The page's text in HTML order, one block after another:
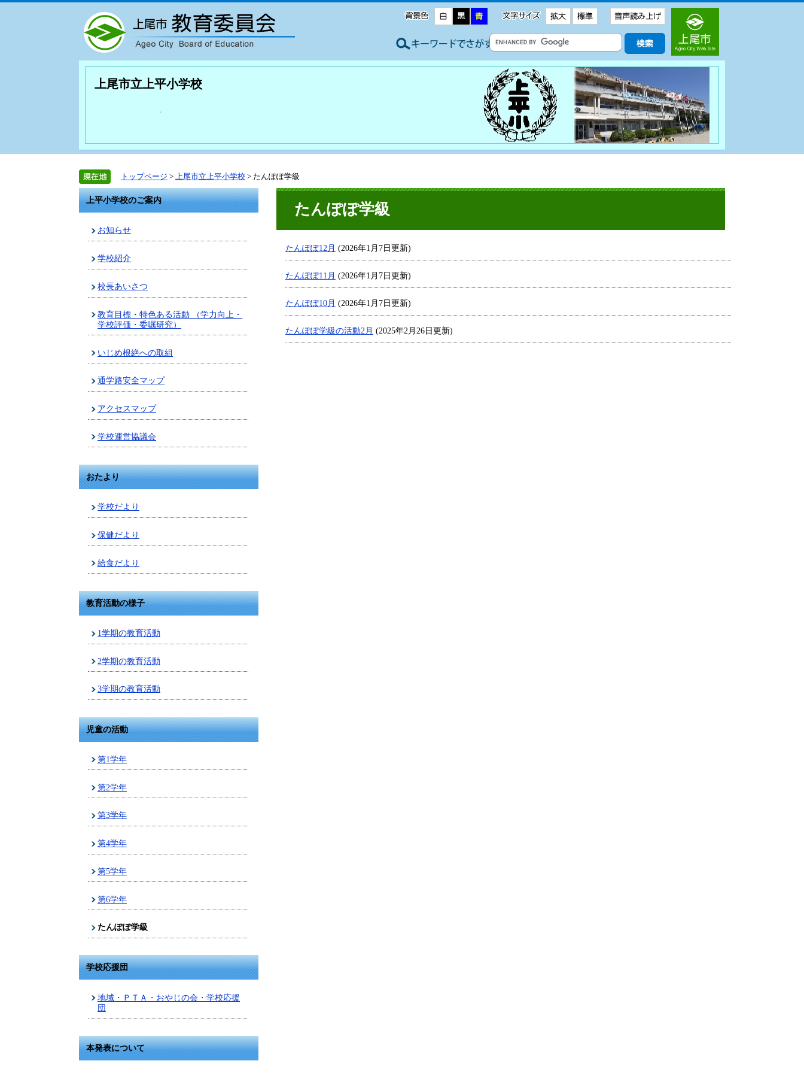
上尾市立上平小学校
トップページ > 上尾市立上平小学校 > たんぽぽ学級
上平小学校のご案内
お知らせ
学校紹介
校長あいさつ
教育目標・特色ある活動 （学力向上・
学校評価・委嘱研究）
いじめ根絶への取組
通学路安全マップ
アクセスマップ
学校運営協議会
おたより
学校だより
保健だより
給食だより
教育活動の様子
1学期の教育活動
2学期の教育活動
3学期の教育活動
児童の活動
第1学年
第2学年
第3学年
第4学年
第5学年
第6学年
たんぽぽ学級
学校応援団
地域・ＰＴＡ・おやじの会・学校応援
団
本発表について
たんぽぽ学級
たんぽぽ12月 (2026年1月7日更新)
たんぽぽ11月 (2026年1月7日更新)
たんぽぽ10月 (2026年1月7日更新)
たんぽぽ学級の活動2月 (2025年2月26日更新)